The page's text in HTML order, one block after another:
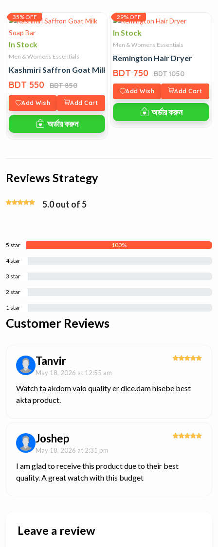
35% OFF
In Stock
Men & Womens Essentials
Kashmiri Saffron Goat Milk Soap Bar
BDT 550 BDT 850
Add Wish Add Cart
অর্ডার করুন
29% OFF
In Stock
Men & Womens Essentials
Remington Hair Dryer
BDT 750 BDT 1050
Add Wish Add Cart
অর্ডার করুন
Customer Reviews
Tanvir
May 18, 2026 at 12:55 am
Watch ta akdom valo quality er dice.dam hisebe best
akta product.
Joshep
May 18, 2026 at 2:31 pm
I am glad to receive this product due to their best
quality. A great watch with this budget
Reviews Strategy
5.0 out of 5
5 star 100%
4 star
3 star
2 star
1 star
Leave a review